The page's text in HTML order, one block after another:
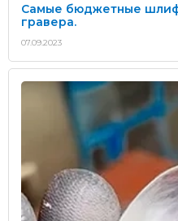
Самые бюджетные
гравера.
07.09.2023